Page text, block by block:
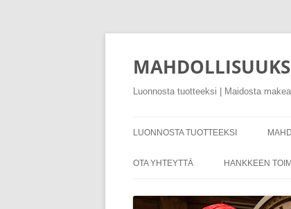
Luonnosta tuotteeksi | Maidosta
LUONNOSTA TUOTTEEKSI
OTA YHTEYTTÄ HANKKEEN